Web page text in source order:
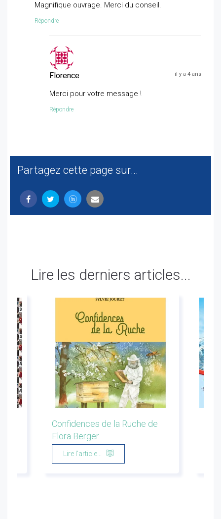
Magnifique ouvrage. Merci du conseil.
Répondre
Florence il y a 4 ans
Merci pour votre message !
Répondre
Partagez cette page sur...
Lire les derniers articles...
Confidences de la Ruche de
Flora Berger
Lire l'article...